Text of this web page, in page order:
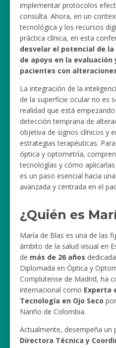
implementar protocolos
consulta. Ahora, en un
tecnológica y los recursos
práctica clínica, en esta
desvelar el potencial de
de apoyo en la
pacientes con
La integración de la
de la superficie ocular no es
realidad que está
detección temprana de
objetiva de signos clínicos y
estrategias terapéuticas.
óptica y optometría,
tecnologías y cómo
es un paso esencial hacia
avanzada y centrada en el
¿Quién es
María de Blas es una de las
ámbito de la salud visual en
de más de 26 años
Diplomada en Óptica y
Complutense de Madrid, ha
internacional como Experta
Tecnología en Ojo Seco
Nariño de Colombia.
Actualmente, desempeña un
Directora Técnica y